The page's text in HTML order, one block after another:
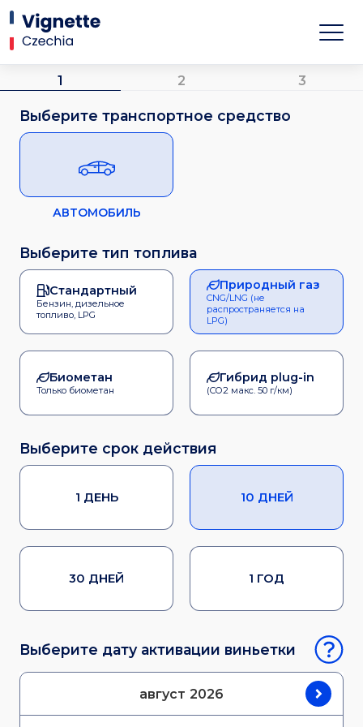
1 2 3
Выберите транспортное средство
АВТОМОБИЛЬ
Выберите тип топлива
Стандартный
Бензин, дизельное
топливо, LPG
Природный газ
CNG/LNG (не
распространяется на
LPG)
Биометан
Только биометан
Гибрид plug-in
(CO2 макс. 50 г/км)
Выберите срок действия
1 ДЕНЬ 10 ДНЕЙ
30 ДНЕЙ 1 ГОД
Выберите дату активации виньетки
август 2026